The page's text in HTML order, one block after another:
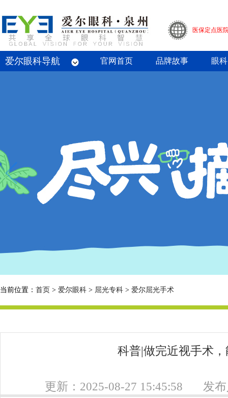
医保定点医
爱尔眼科导航
眼底病专科
屈光专科
白内障专科
青光眼专科
斜视与小儿眼科专科
眼整形眼眶病专科
眼预防保健专科
角膜病专科
眼外伤专业 官网首页 品牌故事 眼
当前位置： 首页 > 爱尔眼科 > 屈光专科 > 爱尔屈光手术
科普|做完近视手术
更新：2025-08-27 15:45:58 发